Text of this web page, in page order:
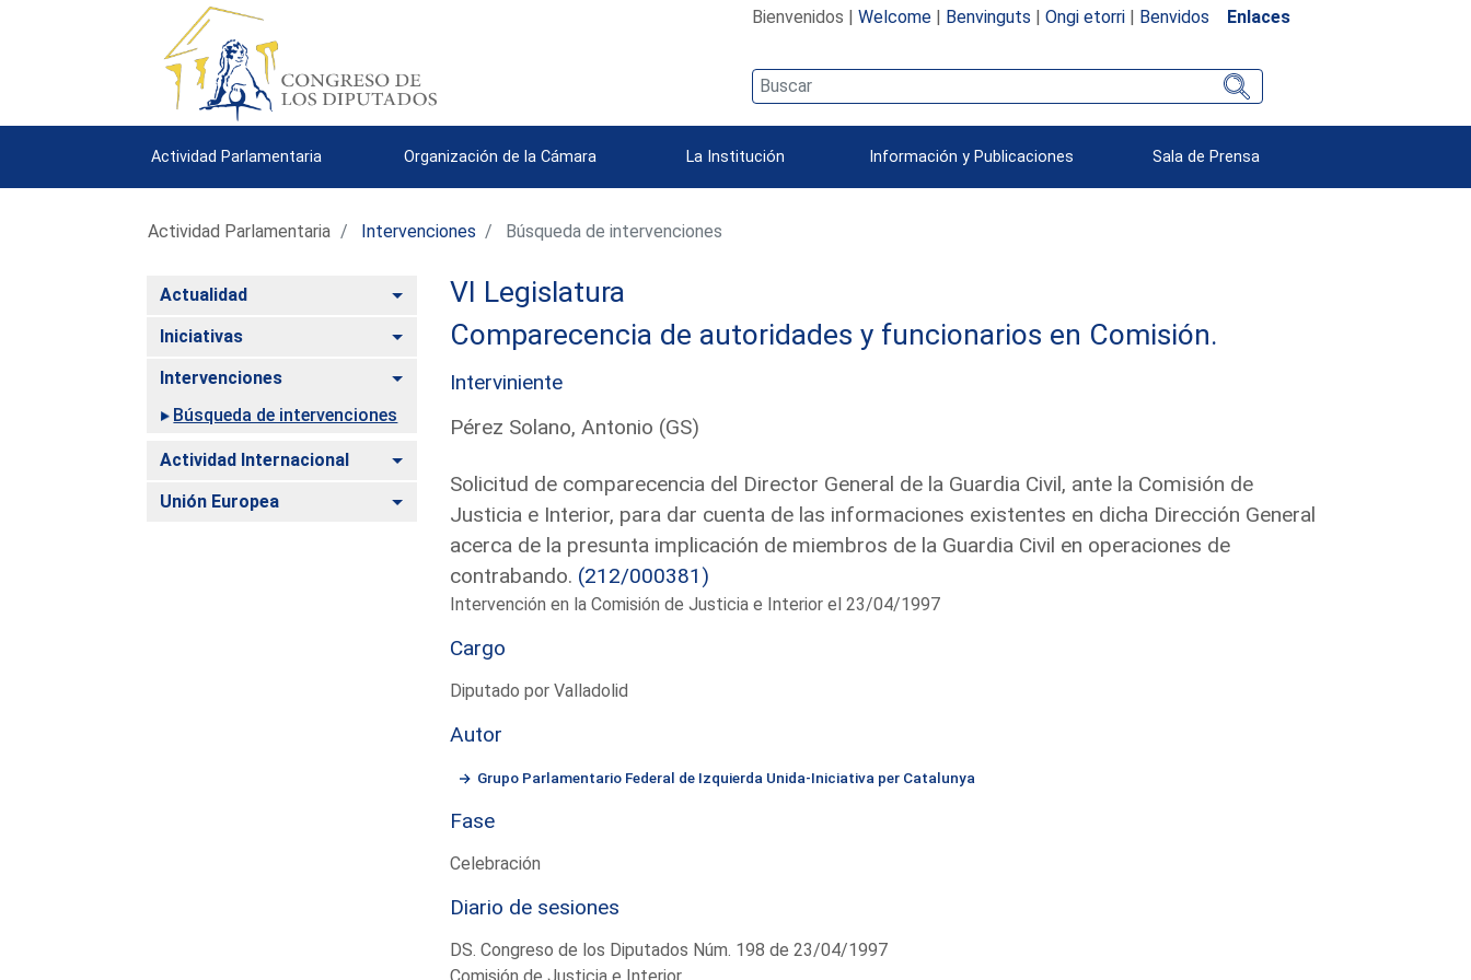
Bienvenidos | Welcome| Benvinguts | Ongi etorri| Benvidos Enlaces
Actividad Parlamentaria Organización de la Cámara La Institución Información y Publicaciones Sala de Prensa
Actividad Parlamentaria Intervenciones Búsqueda de intervenciones
Actualidad Alternar
Iniciativas Alternar
Intervenciones
Alternar
Búsqueda de intervenciones
Actividad Internacional Alternar
Unión Europea Alternar
VI Legislatura
Comparecencia de autoridades y funcionarios en Comisión.
Interviniente
Pérez Solano, Antonio (GS)
Solicitud de comparecencia del Director General de la Guardia Civil, ante la Comisión de
Justicia e Interior, para dar cuenta de las informaciones existentes en dicha Dirección General
acerca de la presunta implicación de miembros de la Guardia Civil en operaciones de
contrabando. (212/000381)
Intervención en la Comisión de Justicia e Interior el 23/04/1997
Cargo
Diputado por Valladolid
Autor
Grupo Parlamentario Federal de Izquierda Unida-Iniciativa per Catalunya
Fase
Celebración
Diario de sesiones
DS. Congreso de los Diputados Núm. 198 de 23/04/1997
Comisión de Justicia e Interior